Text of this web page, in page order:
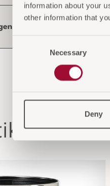
information about your
other information that
Necessary
Deny
und